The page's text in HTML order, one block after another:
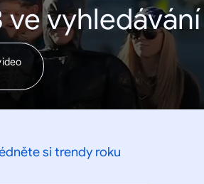
ve vyhledávání
si trendy roku